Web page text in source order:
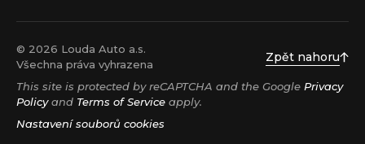
© 2026 Louda Auto a.s.
Všechna práva vyhrazena
Zpět nahoru
This site is protected by reCAPTCHA and the Google Privacy
Policyand Terms of Service apply.
Nastavení souborů cookies